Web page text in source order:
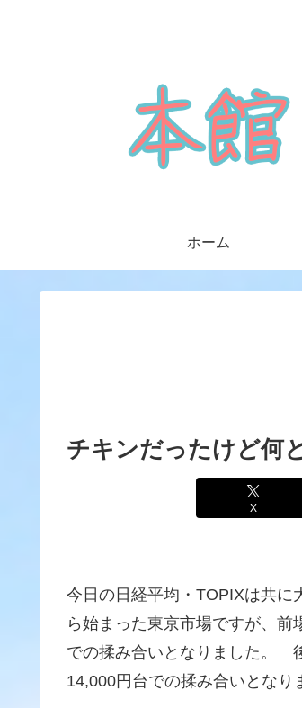
ホーム
チキンだったけど何
X
今日の日経平均・TOPIXは共
ら始まった東京市場ですが、
での揉み合いとなりました。
14,000円台での揉み合いとな